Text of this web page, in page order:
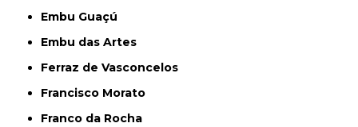
Embu Guaçú
Embu das Artes
Ferraz de Vasconcelos
Francisco Morato
Franco da Rocha